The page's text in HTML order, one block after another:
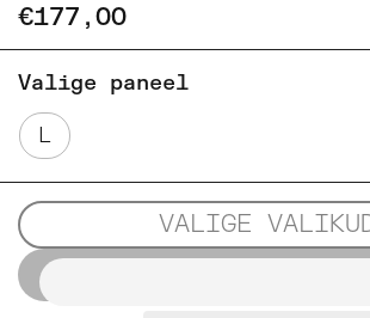
€177,00
Valige paneel
L
VALIGE